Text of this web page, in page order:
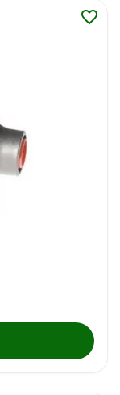
favorite_border